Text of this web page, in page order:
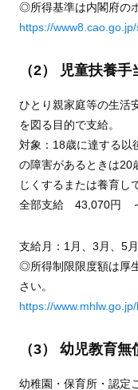
◎所得基準は内閣府の
https://
（2） 児童扶養手
ひとり親家庭等の生活
を図る目的で支給。
対象：18歳に達する以
の障害があるときは20
じくするまたは養育し
全部支給 43,070円
支給月：1月、3月、5
◎所得制限限度額は厚
さい。
https://
（3） 幼児教育無
幼稚園・保育所・認定